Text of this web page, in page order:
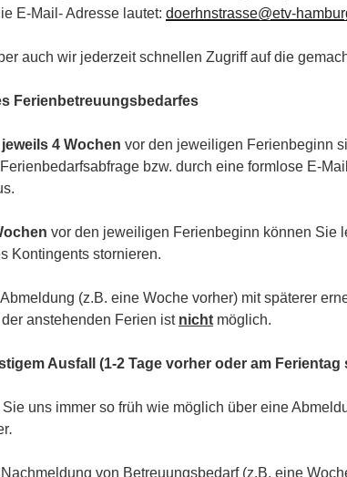
E-Mail- Adresse lautet: doerhnstrasse@etv-
auch wir jederzeit schnellen Zugriff auf die
Ferienbetreuungsbedarfes
jeweils 4 Wochen vor den jeweiligen Ferienbeginn
bzw. durch eine formlose E-
vor den jeweiligen Ferienbeginn können Sie
Kontingents stornieren.
(z.B. eine Woche vorher) mit späterer
anstehenden Ferien ist nicht möglich.
Ausfall (1-2 Tage vorher oder am Ferientag
uns immer so früh wie möglich über eine
.
von Betreuungsbedarf (z.B. eine